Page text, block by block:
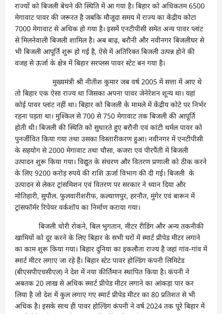
राज्यों को बिजली बेचने की स्थिति में आ गया है। बिहार को अधिकतम 6500
मेगावाट पावर की जरूरत है जबकि मौजूदा समय में राज्य का केंद्रीय कोटा
7000 मेगावाट से अधिक हो गया है। इसमें एनटीपीसी समेत अन्य पावर प्लांट
से मिलनेवाली बिजली शामिल है। अब बाढ़, बरौनी और नवीनगर बिजलीघर से
भी बिजली आपूर्ति शुरू हो गई है, ऐसे में अतिरिक्त बिजली उत्पन्न होने की
वजह से ऊर्जा के क्षेत्र में बिहार सरप्लस पावर स्टेट बन गया है।
मुख्यमंत्री श्री नीतीश कुमार जब वर्ष 2005 में सत्ता में आए थे
तो बिहार एक ऐसा राज्य था जिसका अपना पावर जेनेरेशन शून्य था। यहां
कोई पावर प्लांट नहीं था। बिहार को बिजली के मामले में केंद्रीय कोटे पर निर्भर
रहना पड़ता था। मुश्किल से 700 से 750 मेगावाट तक बिजली की आपूर्ति
होती थी। बिजली की स्थिति को सुधारते हुए बरौनी एवं कांटी थर्मल पावर को
पुनर्जीवित किया गया तथा उसका विस्तारीकरण हुआ। नवीनगर में एनटीपीसी
के सहयोग से 2000 मेगावाट तथा चौसा, कजरा एवं पीरपैंती में बिजली
उत्पादन शुरू किया गया। विद्युत के संचरण और वितरण प्रणाली को ठीक करने
के लिए 9200 करोड़ रुपये की राशि ऊर्जा विभाग की दी गई। बिजली के
उत्पादन से लेकर ट्रांसमिशन एवं वितरण पर सरकार ने ध्यान दिया और
मोतिहारी, सुपौल. फुलवारीशरीफ, कल्याणपुर, हरनौत, मुंगेर एवं बारून में
ट्रांसफॉर्मर रिपेयर वर्कशॉप का निर्माण कराया गया।
बिजली चोरी रोकने, बिल भुगतान, मीटर रीडिंग और अन्य तकनीकी
खामियों को दूर करने के लिए बिहार के सभी घरों में स्मार्ट प्रीपेड मीटर लगाने
का काम शुरू किया गया। बिहार दुनिया का इकलौता राज्य है जहां गांव-गांव में
स्मार्ट मीटर लगाए जा रहे हैं। बिहार स्टेट पावर होल्डिंग कंपनी लिमिटेड
(बीएसपीएचसीएल) ने देश में नया कीर्तिमान स्थापित किया है। कंपनी ने
अबतक 20 लाख से अधिक स्मार्ट प्रीपेड मीटर लगाने का आंकड़ा पार कर
लिया है जो देश में कुल लगाए गए स्मार्ट प्रीपेड मीटर का 80 प्रतिशत से भी
अधिक है। इसके साथ ही पावर होल्डिंग कंपनी ने वर्ष 2024 तक पूरे बिहार में